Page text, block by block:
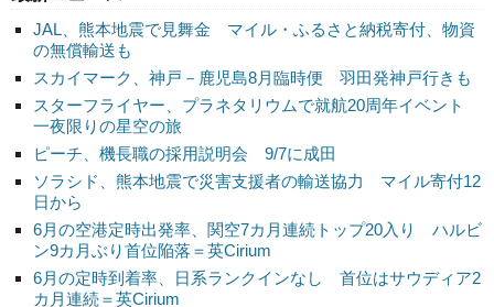
JAL、熊本地震で見舞金 マイル・ふるさと納税寄付、物資
の無償輸送も
スカイマーク、神戸－鹿児島8月臨時便 羽田発神戸行きも
スターフライヤー、プラネタリウムで就航20周年イベント
一夜限りの星空の旅
ピーチ、機長職の採用説明会 9/7に成田
ソラシド、熊本地震で災害支援者の輸送協力 マイル寄付12
日から
6月の空港定時出発率、関空7カ月連続トップ20入り ハルビ
ン9カ月ぶり首位陥落＝英Cirium
6月の定時到着率、日系ランクインなし 首位はサウディア2
カ月連続＝英Cirium